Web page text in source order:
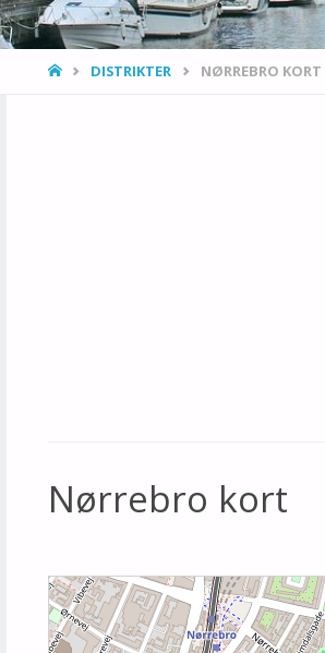
HOMEDISTRIKTER NØRREBRO KORT
Nørrebro kort